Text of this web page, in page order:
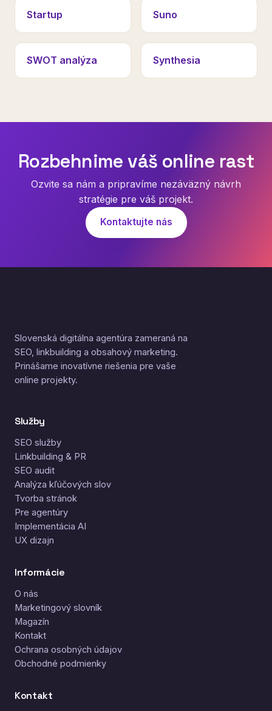
Startup Suno
SWOT analýza Synthesia
Rozbehnime váš online rast
Ozvite sa nám a pripravíme nezáväzný návrh
stratégie pre váš projekt.
Kontaktujte nás
Slovenská digitálna agentúra zameraná na
SEO, linkbuilding a obsahový marketing.
Prinášame inovatívne riešenia pre vaše
online projekty.
Služby
SEO služby
Linkbuilding & PR
SEO audit
Analýza kľúčových slov
Tvorba stránok
Pre agentúry
Implementácia AI
UX dizajn
Informácie
O nás
Marketingový slovník
Magazín
Kontakt
Ochrana osobných údajov
Obchodné podmienky
Kontakt